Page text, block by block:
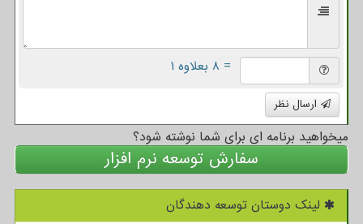
= ۸ بعلاوه ۱
ارسال نظر
میخواهید برنامه ای برای شما نوشته شود؟
سفارش توسعه نرم افزار
لینک دوستان توسعه دهندگان